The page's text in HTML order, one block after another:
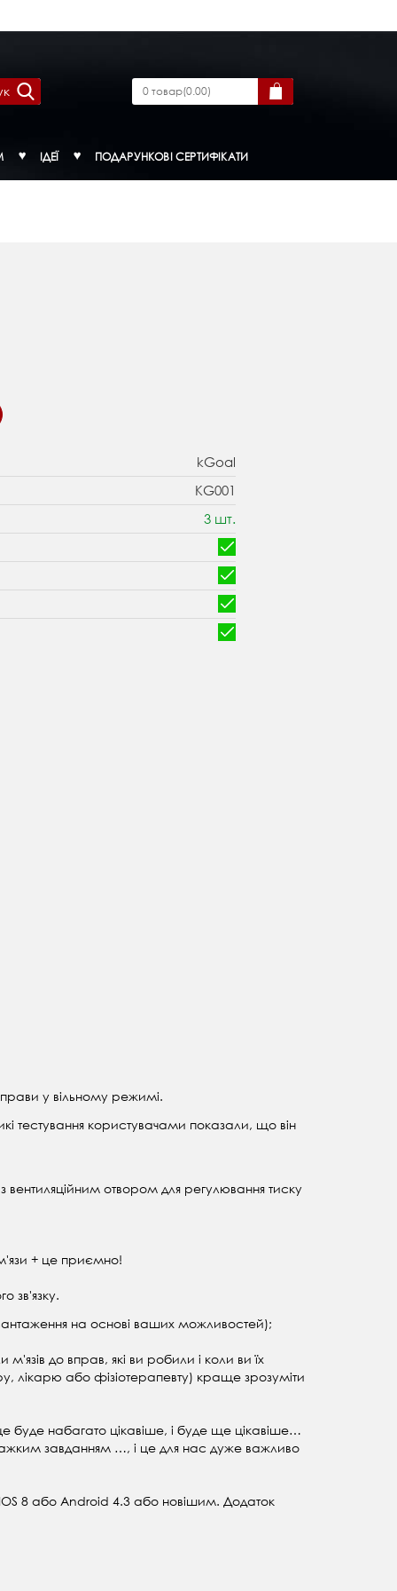
0товар(0.00)
ІДЕЇ ПОДАРУНКОВІ СЕРТИФІКАТИ
kGoal
KG001
3 шт.
у вільному режимі.
тестування користувачами показали, що він
отвором для регулювання тиску
м'язи + це приємно!
зв'язку.
на основі ваших можливостей);
до вправ, які ви робили і коли ви їх
лікарю або фізіотерапевту) краще зрозуміти
буде набагато цікавіше, і буде ще цікавіше…
завданням …, і це для нас дуже важливо
8 або Android 4.3 або новішим. Додаток